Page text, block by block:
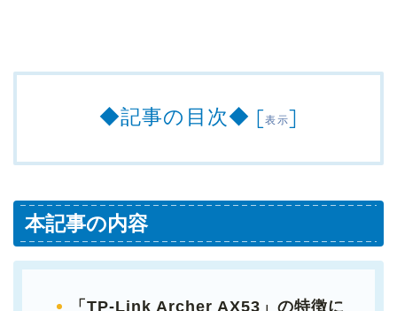
◆記事の目次◆ [表示]
本記事の内容
「TP-Link Archer AX53」の特徴に